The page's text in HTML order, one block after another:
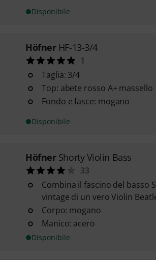
Disponibile
Höfner HF-13-3/4
1
Taglia: 3/4
Top: abete rosso A+ massello
Fondo e fasce: mogano
Disponibile
Höfner Shorty Violin Bass
33
Combina il fascino del basso
vintage di un vero Violin
Corpo: mogano
Manico: acero
Disponibile